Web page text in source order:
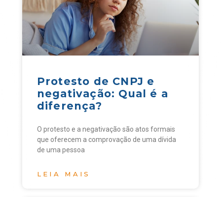
Protesto de CNPJ e
negativação: Qual é a
diferença?
O protesto e a negativação são atos formais
que oferecem a comprovação de uma dívida
de uma pessoa
LEIA MAIS